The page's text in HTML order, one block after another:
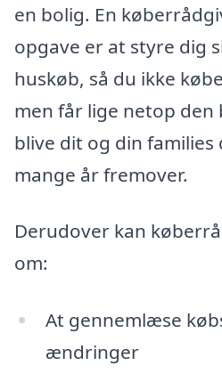
en bolig. En
opgave er at styre dig
huskøb, så du ikke
men får lige netop den
blive dit og din
mange år fremover.
Derudover kan
om:
At gennemlæse
ændringer